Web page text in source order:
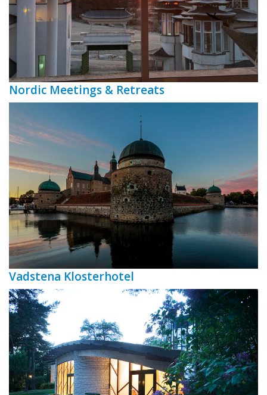
Nordic Meetings & Retreats
Vadstena Klosterhotel